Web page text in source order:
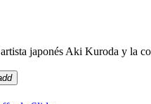
japonés Aki Kuroda y la